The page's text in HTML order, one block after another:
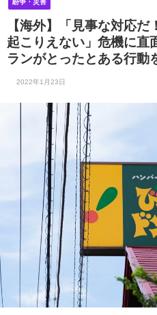
【海外】「見事な対応
起こりえない」危機に直
ランがとったとある行動
2022年1月23日